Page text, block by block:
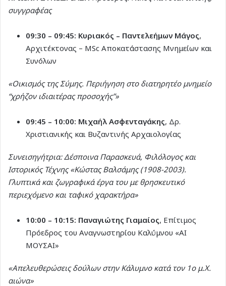
συγγραφέας
09:30 – 09:45: Κυριακός – Παντελεήμων Μάγος,
Αρχιτέκτονας – MSc Αποκατάστασης Μνημείων και
Συνόλων
«Οικισμός της Σύμης. Περιήγηση στο διατηρητέο μνημείο
“χρήζον ιδιαιτέρας προσοχής”»
09:45 – 10:00: Μιχαήλ Ασφενταγάκης, Δρ.
Χριστιανικής και Βυζαντινής Αρχαιολογίας
Συνεισηγήτρια: Δέσποινα Παρασκευά, Φιλόλογος και
Ιστορικός Τέχνης «Κώστας Βαλσάμης (1908-2003).
Γλυπτικά και ζωγραφικά έργα του με θρησκευτικό
περιεχόμενο και ταφικό χαρακτήρα»
10:00 – 10:15: Παναγιώτης Γιαμαίος, Επίτιμος
Πρόεδρος του Αναγνωστηρίου Καλύμνου «ΑΙ
ΜΟΥΣΑΙ»
«Απελευθερώσεις δούλων στην Κάλυμνο κατά τον 1ο μ.Χ.
αιώνα»